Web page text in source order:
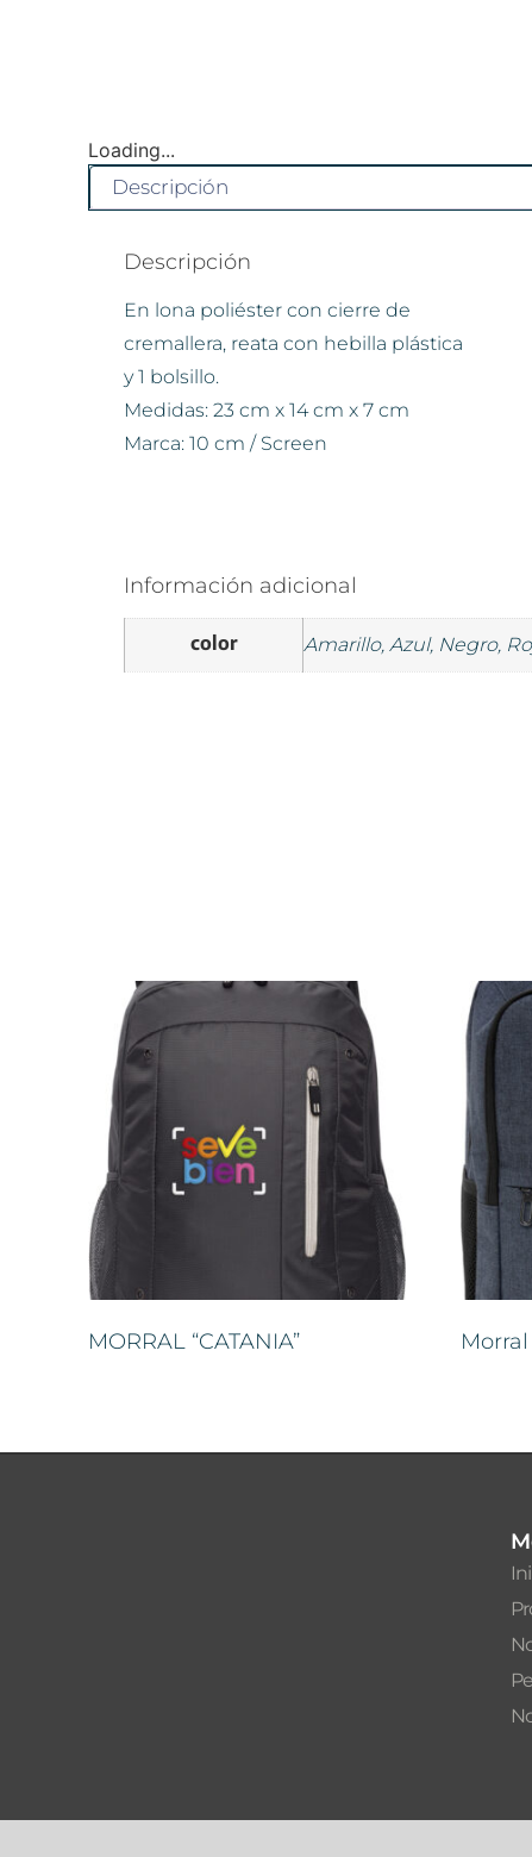
Loading...
Descripción
Descripción
En lona poliéster con cierre de
cremallera, reata con hebilla plástica
y 1 bolsillo.
Medidas: 23 cm x 14 cm x 7 cm
Marca: 10 cm / Screen
Información adicional
color Amarillo, Azul, Negro,
MORRAL “CATANIA” Morral